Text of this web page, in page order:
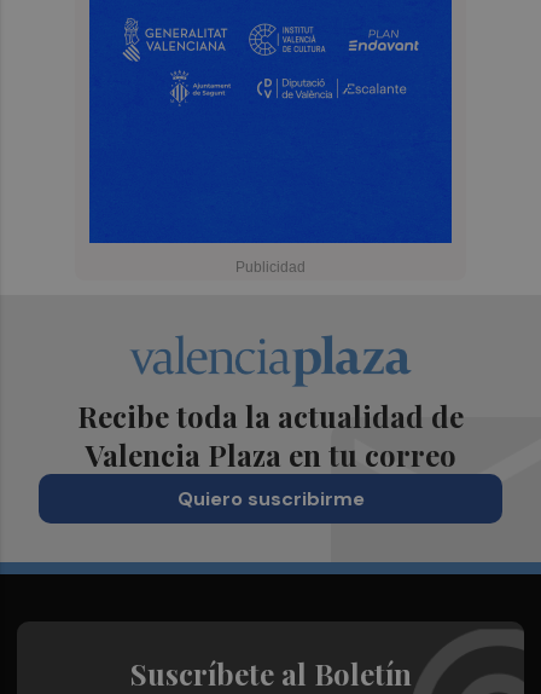
Recibe toda la actualidad de
Valencia Plaza en tu correo
Quiero suscribirme
Suscríbete al Boletín